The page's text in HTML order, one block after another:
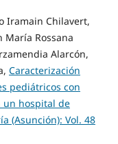
Iramain Chilavert,
María Rossana
Alarcón,
Caracterización
pediátricos con
un hospital de
(Asunción): Vol. 48